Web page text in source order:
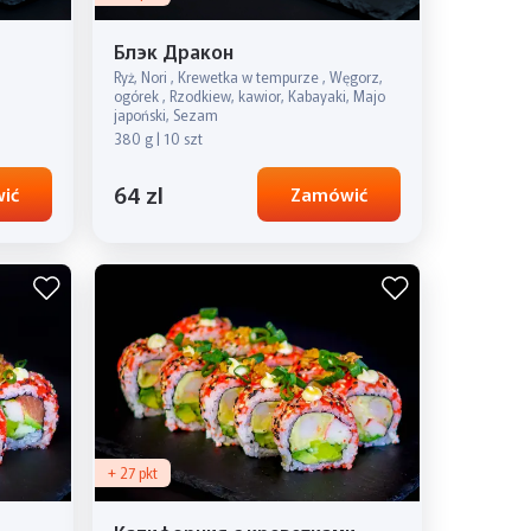
Блэк Дракон
Ryż, Nori , Krewetka w tempurze , Węgorz,
ogórek , Rzodkiew, kawior, Kabayaki, Majo
japoński, Sezam
380 g | 10 szt
64 zl Zamówić
+ 27 pkt